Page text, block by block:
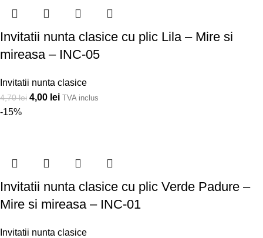
Invitatii nunta clasice cu plic Lila – Mire si
mireasa – INC-05
Invitatii nunta clasice
4,70lei 4,00 lei TVA inclus
-15%
Invitatii nunta clasice cu plic Verde Padure –
Mire si mireasa – INC-01
Invitatii nunta clasice